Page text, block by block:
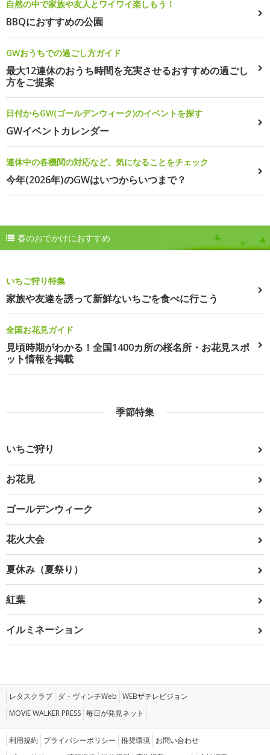
自然の中で家族や友人とワイワイ楽しもう！
BBQにおすすめの公園
GWおうちでの過ごし方ガイド
最大12連休のおうち時間を充実させるおすすめの過ごし
方をご提案
日付からGW(ゴールデンウィーク)のイベントを探す
GWイベントカレンダー
連休中の各機関の対応など、気になることをチェック
今年(2026年)のGWはいつからいつまで？
春のおでかけにおすすめ
いちご狩り特集
家族や友達を誘って新鮮ないちごを食べに行こう
全国お花見ガイド
見頃時期がわかる！全国1400カ所の桜名所・お花見スポ
ット情報を掲載
季節特集
いちご狩り
お花見
ゴールデンウィーク
花火大会
夏休み（夏祭り）
紅葉
イルミネーション
レタスクラブ ダ・ヴィンチWeb WEBザテレビジョン
MOVIE WALKER PRESS 毎日が発見ネット
利用規約 プライバシーポリシー 推奨環境 お問い合わせ